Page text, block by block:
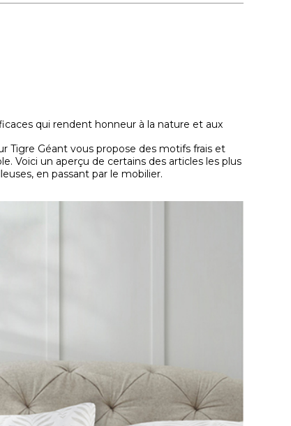
qui rendent honneur à la nature et aux
Tigre Géant vous propose des motifs frais et
Voici un aperçu de certains des articles les plus
en passant par le mobilier.